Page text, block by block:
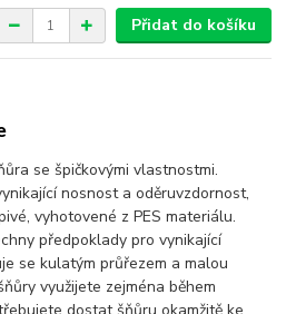
Přidat do košíku
se špičkovými vlastnostmi.
nosnost a oděruvzdornost,
vyhotovené z PES materiálu.
předpoklady pro vynikající
se kulatým průřezem a malou
využijete zejména během